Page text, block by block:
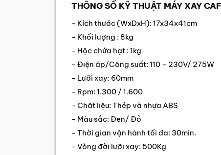
THÔNG SỐ KỸ THUẬT MÁY XAY
- Kích thước (WxDxH): 17x34x41cm
- Khối lượng : 8kg
- Hộc chứa hạt : 1kg
- Điện áp/Công suất: 110 – 230V/ 275W
- Lưỡi xay: 60mm
- Rpm: 1.300 / 1.600
- Chât liệu: Thép và nhựa ABS
- Màu sắc: Đen/ Đỏ
- Thời gian vận hành tối đa: 30min.
- Vòng đời lưỡi xay: 500Kg